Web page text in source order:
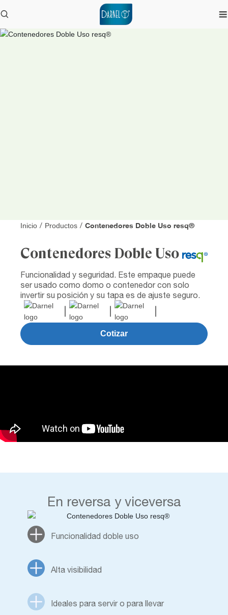
Inicio / Productos / Contenedores Doble Uso resq®
Contenedores Doble Uso
Funcionalidad y seguridad. Este empaque puede
ser usado como domo o contenedor con solo
invertir su posición y su tapa es de ajuste seguro.
Cotizar
En reversa y viceversa
Funcionalidad doble uso
Alta visibilidad
Ideales para servir o para llevar